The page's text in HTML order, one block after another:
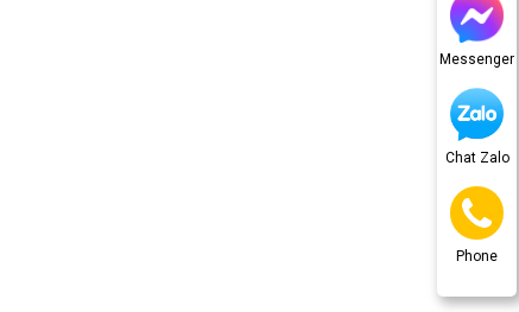
Messenger
Chat Zalo
Phone